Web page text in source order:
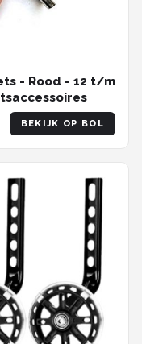
- Rood - 12 t/m
BEKIJK OP BOL